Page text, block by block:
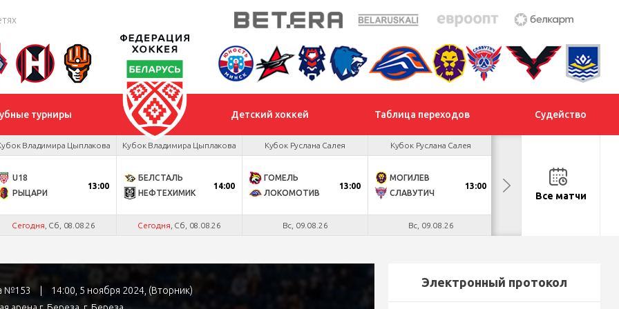
турниры Детский хоккей Таблица переходов Судейство
Владимира Цыплакова
U18
РЫЦАРИ
13:00
Сегодня , Сб, 08.08.26
Кубок Владимира Цыплакова
БЕЛСТАЛЬ
НЕФТЕХИМИК
14:00
Сегодня , Сб, 08.08.26
Кубок Руслана Салея
ГОМЕЛЬ
ЛОКОМОТИВ
13:00
Вс, 09.08.26
Кубок Руслана Салея
МОГИЛЕВ
СЛАВУТИЧ
13:00
Вс, 09.08.26
МЕТАЛЛУРГ
Все матчи
№153
14:00, 5 ноября 2024, (Вторник)
Электронный протокол